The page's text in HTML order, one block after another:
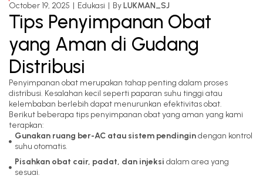
October 19, 2025
Edukasi By LUKMAN_SJ
Tips Penyimpanan Obat
yang Aman di Gudang
Distribusi
Penyimpanan obat merupakan tahap penting dalam proses
distribusi. Kesalahan kecil seperti paparan suhu tinggi atau
kelembaban berlebih dapat menurunkan efektivitas obat.
Berikut beberapa tips penyimpanan obat yang aman yang kami
terapkan:
Gunakan ruang ber-AC atau sistem pendingindengan kontrol
suhu otomatis.
Pisahkan obat cair, padat, dan injeksi dalam area yang
sesuai.